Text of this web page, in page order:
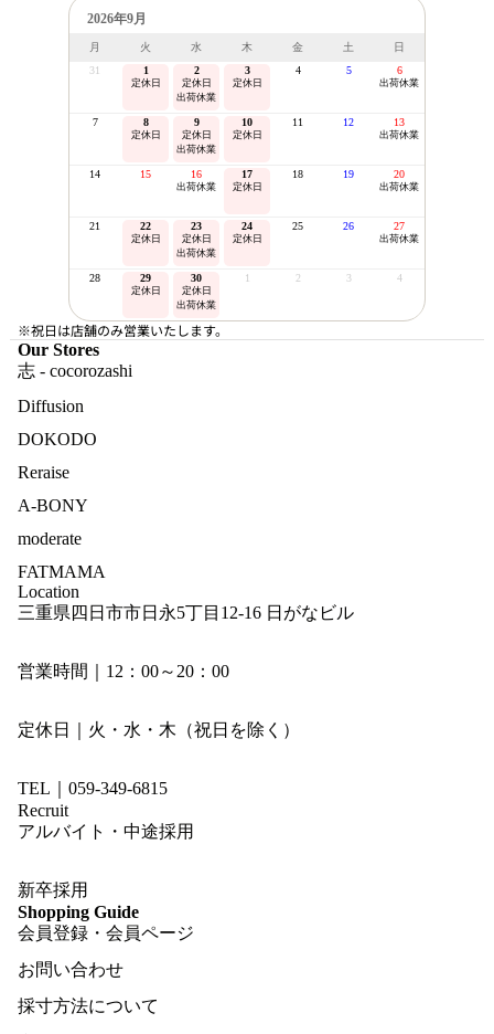
2026年9月
月 火 水 木 金 土
日
31
1
定休日
2
定休日
出荷休業
3
定休日
4 5 6
出荷休業
7 8
定休日
9
定休日
出荷休業
10
定休日
11 12 13
出荷休業
14 15 16
出荷休業
17
定休日
18 19 20
出荷休業
21 22
定休日
23
定休日
出荷休業
24
定休日
25 26 27
出荷休業
28 29
定休日
30
定休日
出荷休業
1 2 3 4
※祝日は店舗のみ営業いたします。
Our Stores
志 - cocorozashi
Diffusion
DOKODO
Reraise
A-BONY
moderate
FATMAMA
Location
三重県四日市市日永5丁目12-16 日がなビル
営業時間｜12：00～20：00
定休日｜火・水・木（祝日を除く）
TEL｜059-349-6815
Recruit
アルバイト・中途採用
新卒採用
Shopping Guide
会員登録・会員ページ
お問い合わせ
採寸方法について